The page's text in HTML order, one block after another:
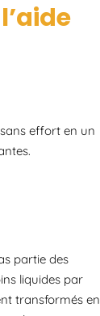
effort en un
partie des
liquides par
transformés en